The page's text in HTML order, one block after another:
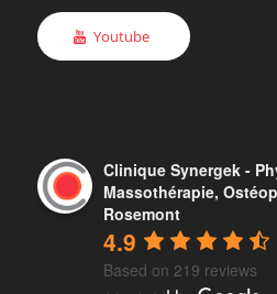
Youtube
Clinique Synergek -
Massothérapie,
Rosemont
4.9
Based on 219 reviews